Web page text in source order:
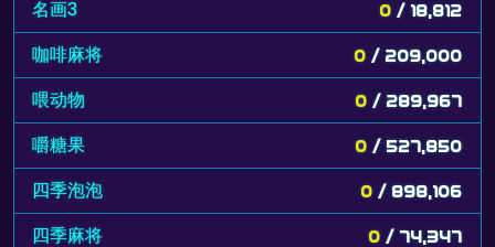
名画3 0 / 18,812
咖啡麻将 0 / 209,000
喂动物 0 / 289,967
嚼糖果 0 / 527,850
四季泡泡 0 / 898,106
四季麻将 0 / 74,347